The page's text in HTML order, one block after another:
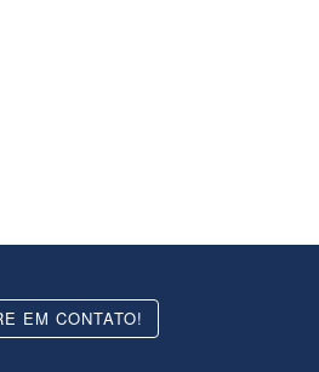
EM CONTATO!